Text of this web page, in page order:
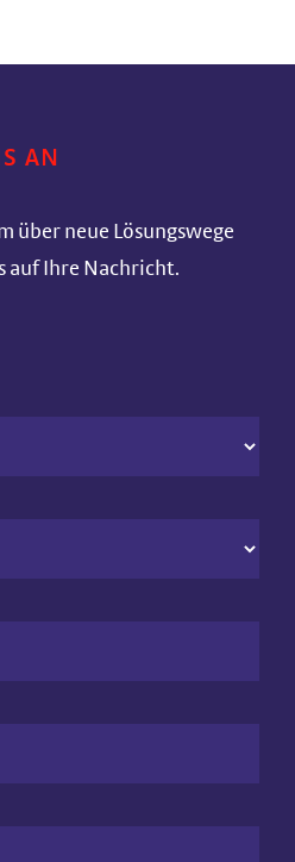
AN
über neue Lösungswege
auf Ihre Nachricht.